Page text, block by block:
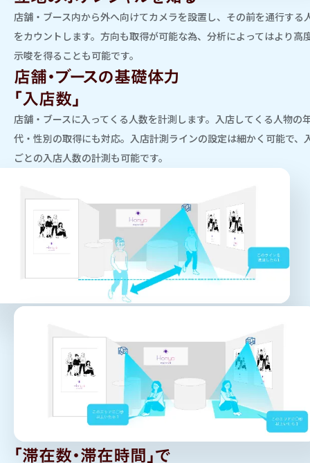
店舗・ブース内から外へ向けてカメラを設置し、その前を通行する
をカウントします。方向も取得が可能な為、分析によってはより高
示唆を得ることも可能です。
店舗・ブースの基礎体力
「入店数」
店舗・ブースに入ってくる人数を計測します。入店してくる人物の
代・性別の取得にも対応。入店計測ラインの設定は細かく可能で、
ごとの入店人数の計測も可能です。
「滞在数・滞在時間」で